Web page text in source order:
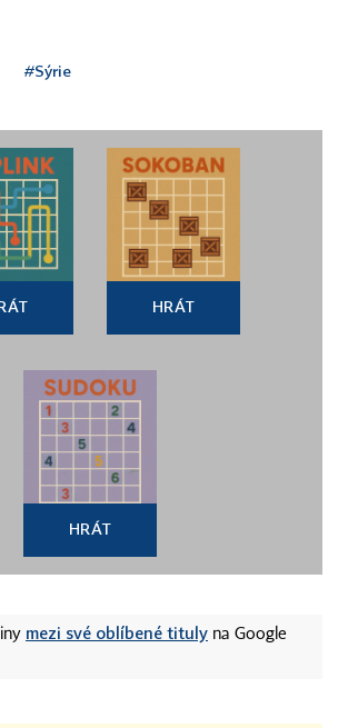
#Sýrie
HRÁT
HRÁT
mezi své oblíbené tituly na Google